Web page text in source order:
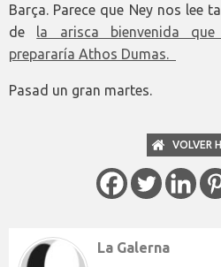
Barça. Parece que Ney nos lee
de la arisca bienvenida
prepararía Athos Dumas.
Pasad un gran martes.
VOLVER
La Galerna